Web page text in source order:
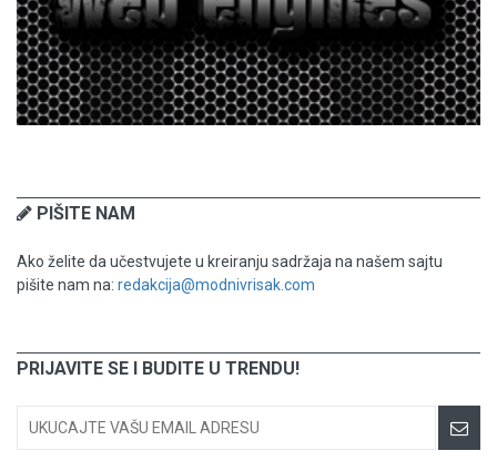
PIŠITE NAM
Ako želite da učestvujete u kreiranju sadržaja na našem sajtu
pišite nam na: redakcija@modnivrisak.com
PRIJAVITE SE I BUDITE U TRENDU!